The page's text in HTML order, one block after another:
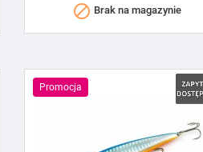
 Brak na magazynie
Promocja